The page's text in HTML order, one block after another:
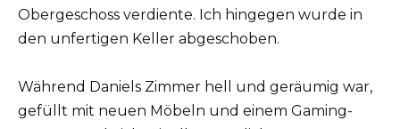
Obergeschoss verdiente. Ich hingegen wurde in
den unfertigen Keller abgeschoben.
Während Daniels Zimmer hell und geräumig war,
gefüllt mit neuen Möbeln und einem Gaming-